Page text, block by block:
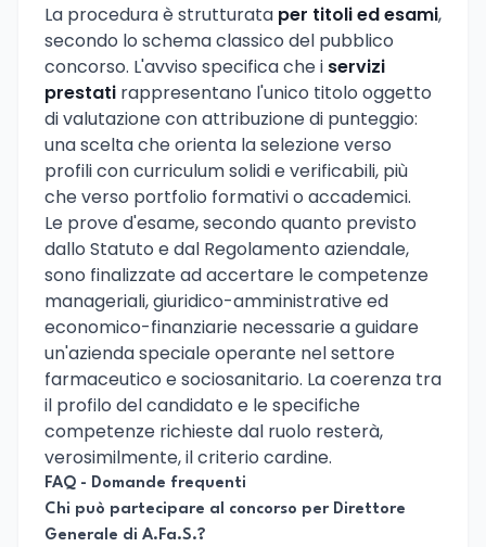
La procedura è strutturata per titoli ed esami,
secondo lo schema classico del pubblico
concorso. L'avviso specifica che i servizi
prestati rappresentano l'unico titolo oggetto
di valutazione con attribuzione di punteggio:
una scelta che orienta la selezione verso
profili con curriculum solidi e verificabili, più
che verso portfolio formativi o accademici.
Le prove d'esame, secondo quanto previsto
dallo Statuto e dal Regolamento aziendale,
sono finalizzate ad accertare le competenze
manageriali, giuridico-amministrative ed
economico-finanziarie necessarie a guidare
un'azienda speciale operante nel settore
farmaceutico e sociosanitario. La coerenza tra
il profilo del candidato e le specifiche
competenze richieste dal ruolo resterà,
verosimilmente, il criterio cardine.
FAQ - Domande frequenti
Chi può partecipare al concorso per Direttore
Generale di A.Fa.S.?